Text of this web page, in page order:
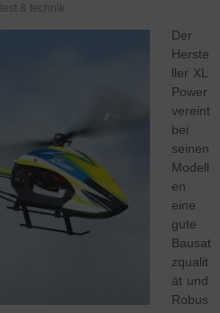
test & technik
Der
Herste
ller XL
Power
vereint
bei
seinen
Modell
en
eine
gute
Bausat
zqualit
ät und
Robus